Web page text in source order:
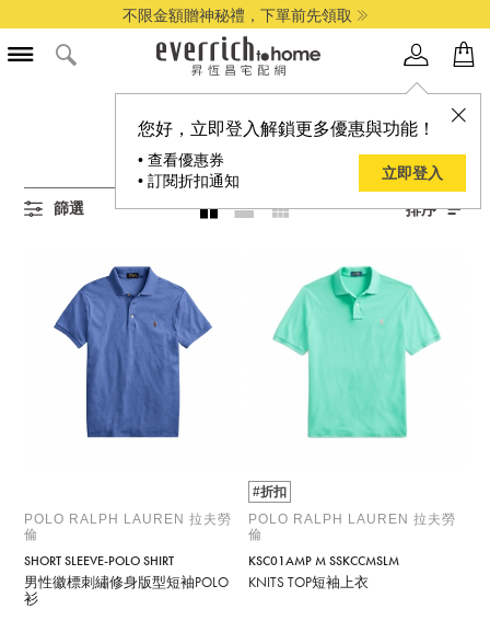
不限金額贈神秘禮，下單前先領取
您好，立即登入解鎖更多優惠與功能！
• 查看優惠券
• 訂閱折扣通知
立即登入
所有男裝商品
4
篩選 排序
POLO RALPH LAUREN 拉夫勞
倫
SHORT SLEEVE-POLO SHIRT
男性徽標刺繡修身版型短袖POLO
衫
#折扣
POLO RALPH LAUREN 拉夫勞
倫
KSC01AMP M SSKCCMSLM
KNITS TOP短袖上衣